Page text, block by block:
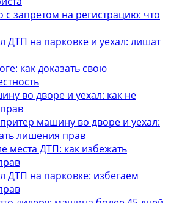
с запретом на регистрацию: что
ДТП на парковке и уехал: лишат
как доказать свою
во дворе и уехал: как не
машину во дворе и уехал:
лишения прав
места ДТП: как избежать
ДТП на парковке: избегаем